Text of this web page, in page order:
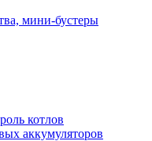
мини-бустеры
котлов
аккумуляторов